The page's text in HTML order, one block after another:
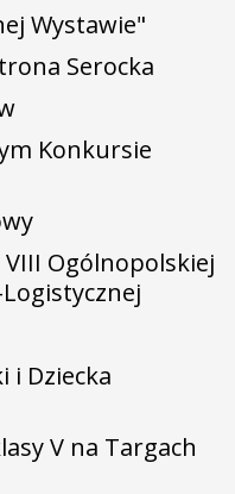
Wystawie"
Serocka
Konkursie
Ogólnopolskiej
i Dziecka
V na Targach